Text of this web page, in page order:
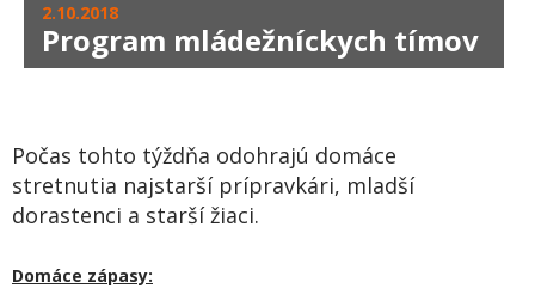
2.10.2018
Program mládežníckych tímov
Počas tohto týždňa odohrajú domáce
stretnutia najstarší prípravkári, mladší
dorastenci a starší žiaci.
Domáce zápasy: